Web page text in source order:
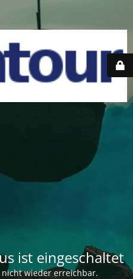
ist eingeschaltet
wieder erreichbar.